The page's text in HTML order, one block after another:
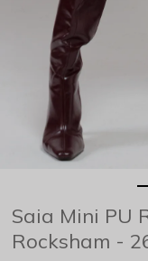
Saia Mini PU
Rocksham -